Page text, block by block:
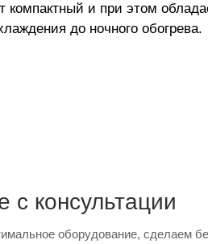
компактный и при этом
до ночного обогрева.
с консультации
оборудование, сделаем